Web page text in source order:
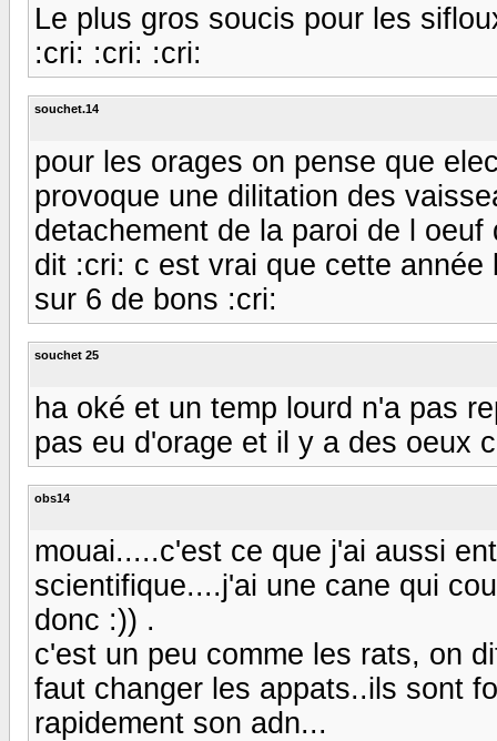
Le plus gros soucis pour les
:cri: :cri: :cri:
souchet.14
pour les orages on pense que
provoque une dilitation des
detachement de la paroi de l
dit :cri: c est vrai que cette
sur 6 de bons :cri:
souchet 25
ha oké et un temp lourd n'a pas
pas eu d'orage et il y a des oeux
obs14
mouai.....c'est ce que j'ai aussi
scientifique....j'ai une cane qui
donc :)) .
c'est un peu comme les rats, on
faut changer les appats..ils sont
rapidement son adn...